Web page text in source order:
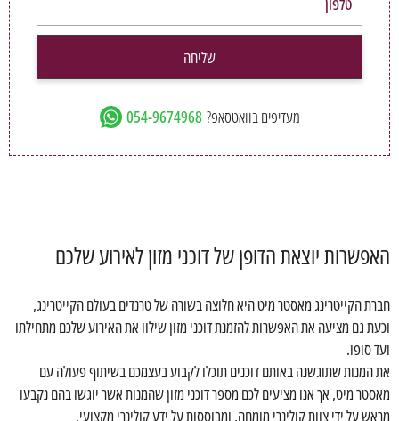
שליחה
מעדיפים בוואטסאפ? 054-9674968
האפשרות יוצאת הדופן של דוכני מזון לאירוע שלכם
חברת הקייטרינג מאסטר מיט היא חלוצה בשורה של טרנדים בעולם הקייטרינג,
וכעת גם מציעה את האפשרות להזמנת דוכני מזון שילוו את האירוע שלכם מתחילתו
ועד סופו.
את המנות שתוגשנה באותם דוכנים תוכלו לקבוע בעצמכם בשיתוף פעולה עם
מאסטר מיט, אך אנו מציעים לכם מספר דוכני מזון שהמנות אשר יוגשו בהם נקבעו
מראש על ידי צוות קולינרי מומחה, ומבוססות על ידע קולינרי מקצועי.